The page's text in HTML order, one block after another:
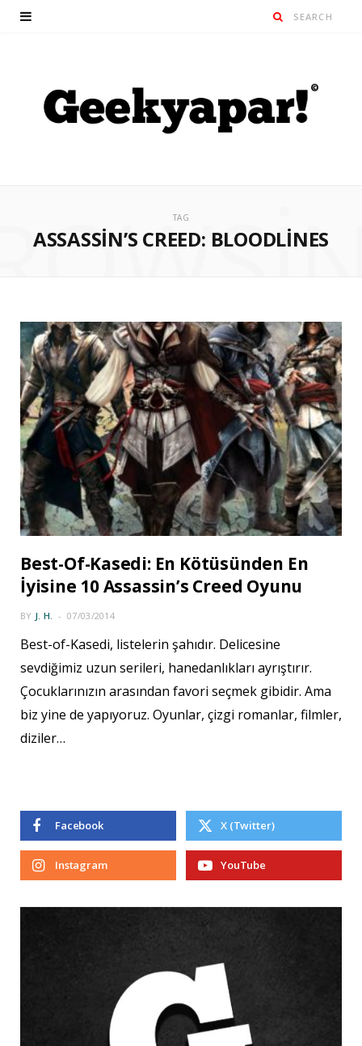
TAG
ASSASSIN’S CREED: BLOODLINES
Best-Of-Kasedi: En Kötüsünden En
İyisine 10 Assassin’s Creed Oyunu
BY J. H. 07/03/2014
Best-of-Kasedi, listelerin şahıdır. Delicesine
sevdiğimiz uzun serileri, hanedanlıkları ayrıştırır.
Çocuklarınızın arasından favori seçmek gibidir. Ama
biz yine de yapıyoruz. Oyunlar, çizgi romanlar, filmler,
diziler…
Facebook X (Twitter)
Instagram YouTube